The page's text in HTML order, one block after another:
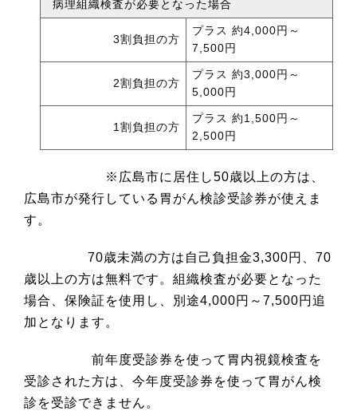
病理組織検査が必要となった場合
3割負担の方
プラス 約4,000円～
7,500円
2割負担の方
プラス 約3,000円～
5,000円
1割負担の方
プラス 約1,500円～
2,500円
※広島市に居住し50歳以上の方は、
広島市が発行している胃がん検診受診券が使えま
す。
70歳未満の方は自己負担金3,300円、70
歳以上の方は無料です。組織検査が必要となった
場合、保険証を使用し、別途4,000円～7,500円追
加となります。
前年度受診券を使って胃内視鏡検査を
受診された方は、今年度受診券を使って胃がん検
診を受診できません。